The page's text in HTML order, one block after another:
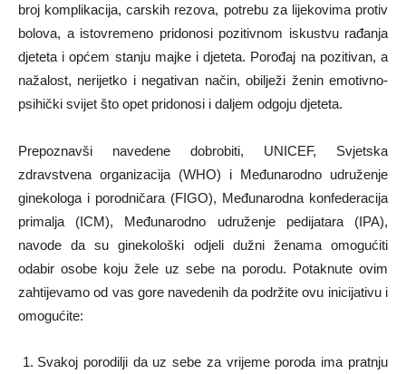
broj komplikacija, carskih rezova, potrebu za lijekovima protiv
bolova, a istovremeno pridonosi pozitivnom iskustvu rađanja
djeteta i općem stanju majke i djeteta. Porođaj na pozitivan, a
nažalost, nerijetko i negativan način, obilježi ženin emotivno-
psihički svijet što opet pridonosi i daljem odgoju djeteta.
Prepoznavši navedene dobrobiti, UNICEF, Svjetska
zdravstvena organizacija (WHO) i Međunarodno udruženje
ginekologa i porodničara (FIGO), Međunarodna konfederacija
primalja (ICM), Međunarodno udruženje pedijatara (IPA),
navode da su ginekološki odjeli dužni ženama omogućiti
odabir osobe koju žele uz sebe na porodu. Potaknute ovim
zahtijevamo od vas gore navedenih da podržite ovu inicijativu i
omogućite:
Svakoj porodilji da uz sebe za vrijeme poroda ima pratnju